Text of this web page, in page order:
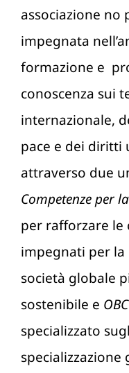
associazione
impegnata
formazione e
conoscenza sui
internazionale,
pace e dei diritti
attraverso due
Competenze per
per rafforzare le
impegnati per
società globale
sostenibile e
specializzato
specializzazione